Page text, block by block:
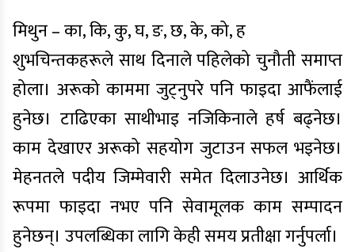
मिथुन – का, कि, कु, घ, ङ, छ, के, को, ह
शुभचिन्तकहरूले साथ दिनाले पहिलेको चुनौती समाप्त
होला। अरूको काममा जुट्नुपरे पनि फाइदा आफैंलाई
हुनेछ। टाढिएका साथीभाइ नजिकिनाले हर्ष बढ्नेछ।
काम देखाएर अरूको सहयोग जुटाउन सफल भइनेछ।
मेहनतले पदीय जिम्मेवारी समेत दिलाउनेछ। आर्थिक
रूपमा फाइदा नभए पनि सेवामूलक काम सम्पादन
हुनेछन्। उपलब्धिका लागि केही समय प्रतीक्षा गर्नुपर्ला।